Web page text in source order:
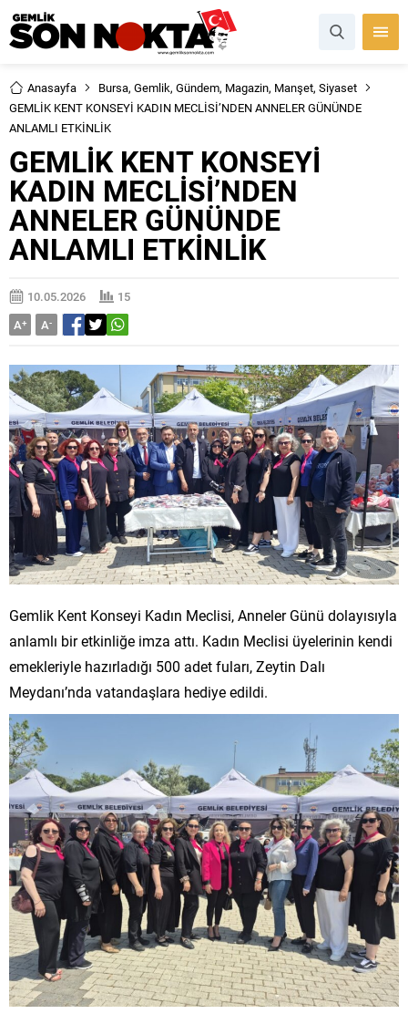
Anasayfa Bursa, Gemlik, Gündem, Magazin, Manşet, Siyaset
GEMLİK KENT KONSEYİ KADIN MECLİSİ’NDEN ANNELER GÜNÜNDE
ANLAMLI ETKİNLİK
GEMLİK KENT KONSEYİ
KADIN MECLİSİ’NDEN
ANNELER GÜNÜNDE
ANLAMLI ETKİNLİK
10.05.2026
15
A+ A-
Gemlik Kent Konseyi Kadın Meclisi, Anneler Günü dolayısıyla
anlamlı bir etkinliğe imza attı. Kadın Meclisi üyelerinin kendi
emekleriyle hazırladığı 500 adet fuları, Zeytin Dalı
Meydanı’nda vatandaşlara hediye edildi.